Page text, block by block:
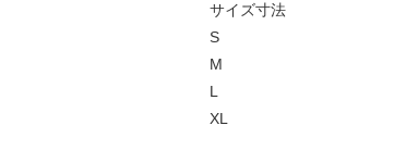
サイズ寸法
S
M
L
XL